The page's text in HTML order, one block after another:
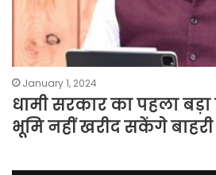
January 1, 2024
धामी सरकार का पहला
भूमि नहीं खरीद सकेंगे